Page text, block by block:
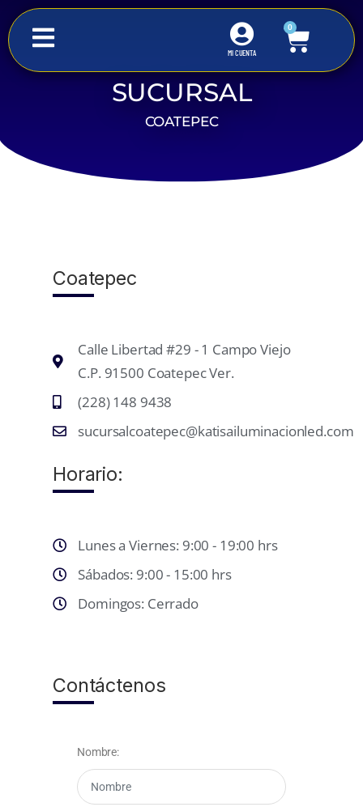
MI CUENTA
0
CoatepecSUCURSAL
COATEPEC
Coatepec
Calle Libertad #29 - 1 Campo Viejo
C.P. 91500 Coatepec Ver.
(228) 148 9438
sucursalcoatepec@katisailuminacionled.com
Horario:
Lunes a Viernes: 9:00 - 19:00 hrs
Sábados: 9:00 - 15:00 hrs
Domingos: Cerrado
Contáctenos
Nombre: